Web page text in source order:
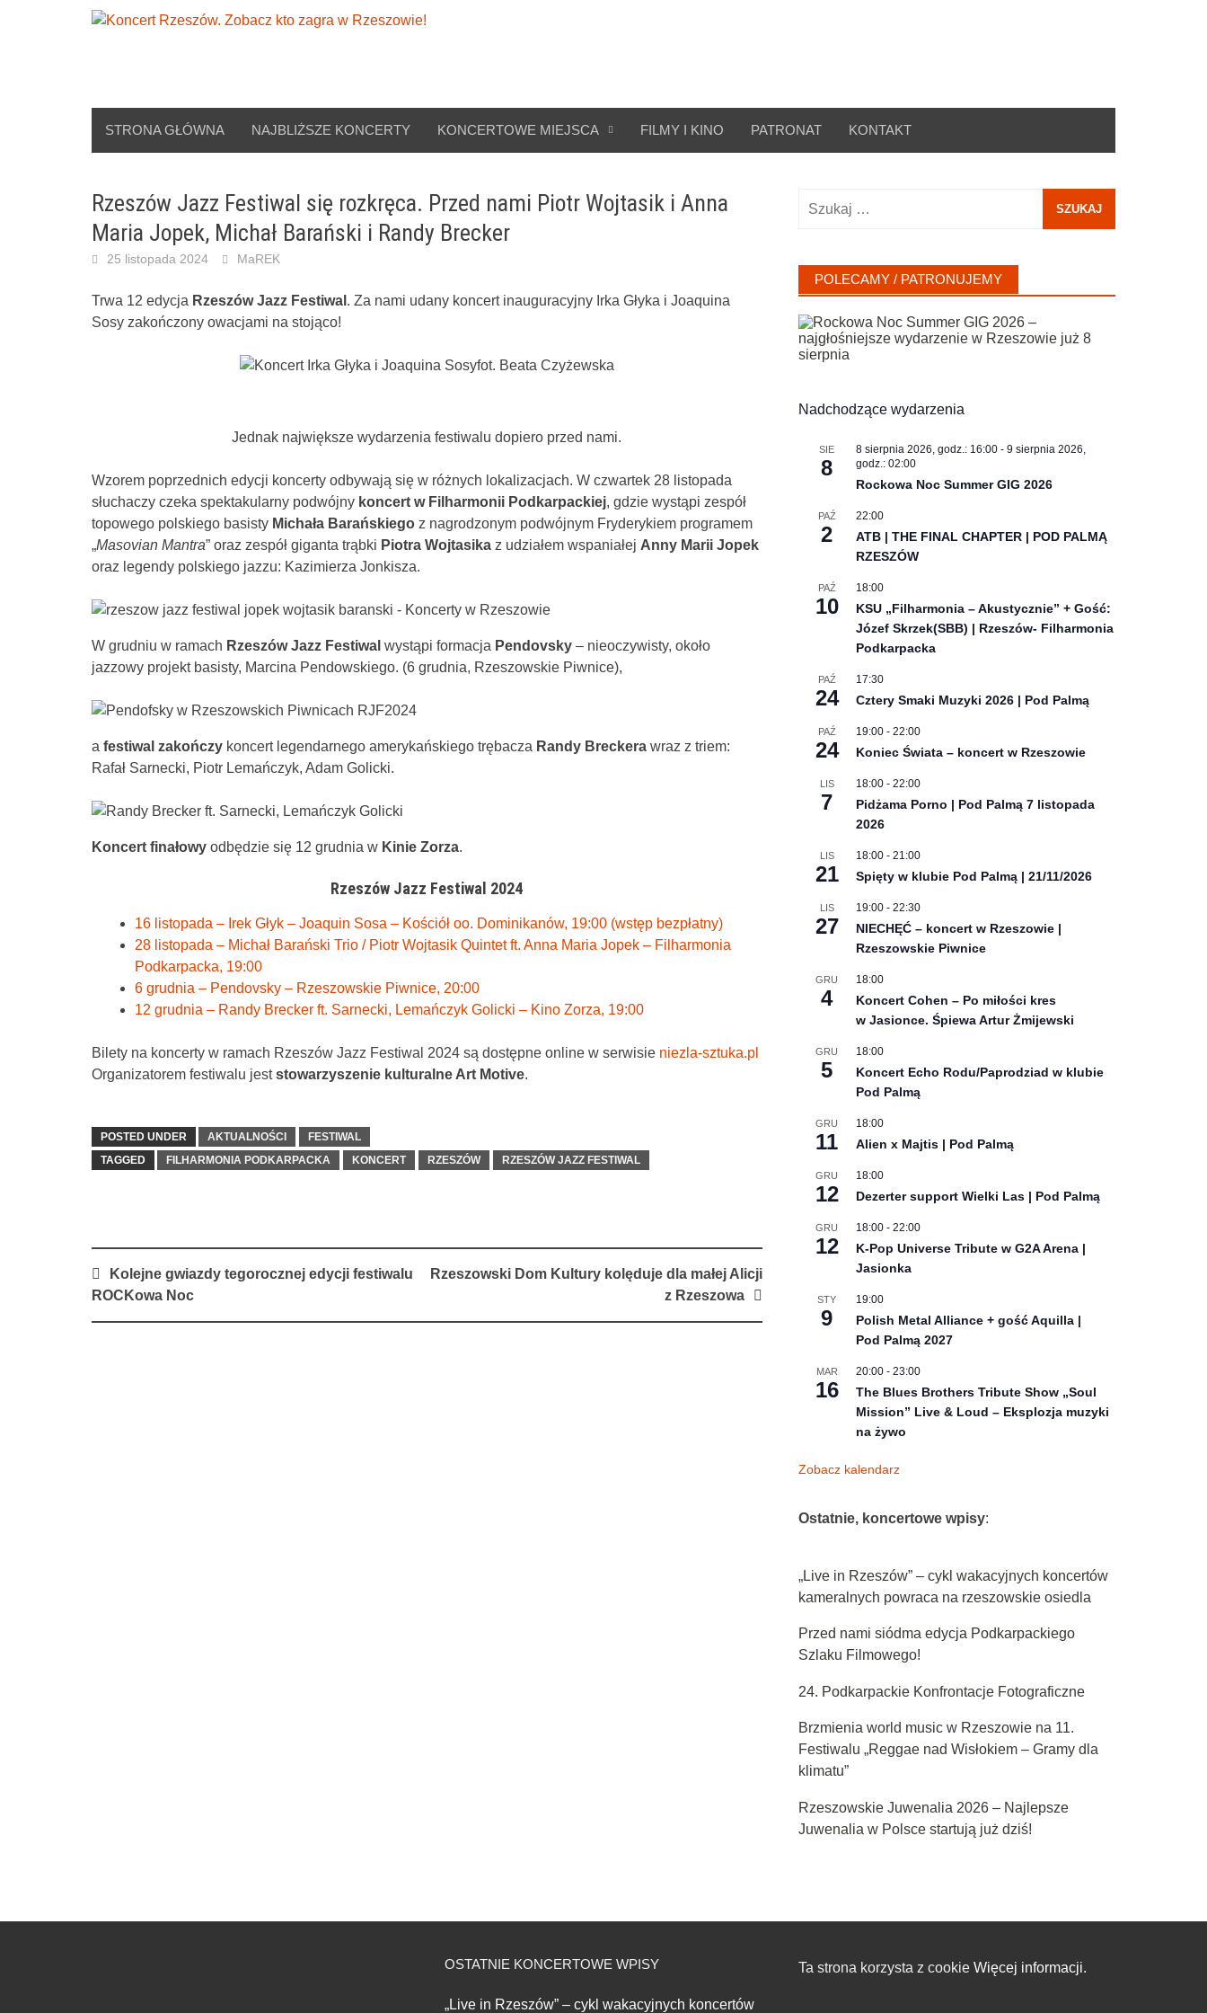
STRONA GŁÓWNA NAJBLIŻSZE KONCERTY KONCERTOWE MIEJSCA FILMY I KINO PATRONAT KONTAKT
Rzeszów Jazz Festiwal się rozkręca. Przed nami Piotr Wojtasik i Anna
Maria Jopek, Michał Barański i Randy Brecker
25 listopada 2024 MaREK
Trwa 12 edycja Rzeszów Jazz Festiwal . Za nami udany koncert inauguracyjny Irka Głyka i Joaquina
Sosy zakończony owacjami na stojąco!
Jednak największe wydarzenia festiwalu dopiero przed nami.
Wzorem poprzednich edycji koncerty odbywają się w różnych lokalizacjach. W czwartek 28 listopada
słuchaczy czeka spektakularny podwójny koncert w Filharmonii Podkarpackiej, gdzie wystąpi zespół
topowego polskiego basisty Michała Barańskiego z nagrodzonym podwójnym Fryderykiem programem
„Masovian Mantra” oraz zespół giganta trąbki Piotra Wojtasika z udziałem wspaniałej Anny Marii Jopek
oraz legendy polskiego jazzu: Kazimierza Jonkisza.
W grudniu w ramach Rzeszów Jazz Festiwal wystąpi formacja Pendovsky – nieoczywisty, około
jazzowy projekt basisty, Marcina Pendowskiego. (6 grudnia, Rzeszowskie Piwnice),
a festiwal zakończy koncert legendarnego amerykańskiego trębacza Randy Breckera wraz z triem:
Rafał Sarnecki, Piotr Lemańczyk, Adam Golicki.
Koncert finałowy odbędzie się 12 grudnia w Kinie Zorza.
Rzeszów Jazz Festiwal 2024
16 listopada – Irek Głyk – Joaquin Sosa – Kościół oo. Dominikanów, 19:00 (wstęp bezpłatny)
28 listopada – Michał Barański Trio / Piotr Wojtasik Quintet ft. Anna Maria Jopek – Filharmonia
Podkarpacka, 19:00
6 grudnia – Pendovsky – Rzeszowskie Piwnice, 20:00
12 grudnia – Randy Brecker ft. Sarnecki, Lemańczyk Golicki – Kino Zorza, 19:00
Bilety na koncerty w ramach Rzeszów Jazz Festiwal 2024 są dostępne online w serwisie niezla-sztuka.pl
Organizatorem festiwalu jeststowarzyszenie kulturalne Art Motive.
POSTED UNDER AKTUALNOŚCI
FESTIWAL
TAGGED
FILHARMONIA PODKARPACKA KONCERT RZESZÓW RZESZÓW JAZZ FESTIWAL
Post
navigation
Kolejne gwiazdy tegorocznej edycji festiwalu
ROCKowa Noc
Rzeszowski Dom Kultury kolęduje dla małej Alicji
z Rzeszowa
POLECAMY / PATRONUJEMY
Nadchodzące wydarzenia
SIE
8
8 sierpnia 2026, godz.: 16:00- 9 sierpnia 2026,
godz.: 02:00
Rockowa Noc Summer GIG 2026
PAŹ
2
22:00
ATB | THE FINAL CHAPTER | POD PALMĄ
RZESZÓW
PAŹ
10
18:00
KSU „Filharmonia – Akustycznie” + Gość:
Józef Skrzek(SBB) | Rzeszów- Filharmonia
Podkarpacka
PAŹ
24
17:30
Cztery Smaki Muzyki 2026 | Pod Palmą
PAŹ
24
19:00- 22:00
Koniec Świata – koncert w Rzeszowie
LIS
7
18:00- 22:00
Pidżama Porno | Pod Palmą 7 listopada
2026
LIS
21
18:00- 21:00
Spięty w klubie Pod Palmą | 21/11/2026
LIS
27
19:00- 22:30
NIECHĘĆ – koncert w Rzeszowie |
Rzeszowskie Piwnice
GRU
4
18:00
Koncert Cohen – Po miłości kres
w Jasionce. Śpiewa Artur Żmijewski
GRU
5
18:00
Koncert Echo Rodu/Paprodziad w klubie
Pod Palmą
GRU
11
18:00
Alien x Majtis | Pod Palmą
GRU
12
18:00
Dezerter support Wielki Las | Pod Palmą
GRU
12
18:00- 22:00
K-Pop Universe Tribute w G2A Arena |
Jasionka
STY
9
19:00
Polish Metal Alliance + gość Aquilla |
Pod Palmą 2027
MAR
16
20:00- 23:00
The Blues Brothers Tribute Show „Soul
Mission” Live & Loud – Eksplozja muzyki
na żywo
Zobacz kalendarz
Ostatnie, koncertowe wpisy:
„Live in Rzeszów” – cykl wakacyjnych koncertów
kameralnych powraca na rzeszowskie osiedla
Przed nami siódma edycja Podkarpackiego
Szlaku Filmowego!
24. Podkarpackie Konfrontacje Fotograficzne
Brzmienia world music w Rzeszowie na 11.
Festiwalu „Reggae nad Wisłokiem – Gramy dla
klimatu”
Rzeszowskie Juwenalia 2026 – Najlepsze
Juwenalia w Polsce startują już dziś!
OSTATNIE KONCERTOWE WPISY
„Live in Rzeszów” – cykl wakacyjnych koncertów
Ta strona korzysta z cookie Więcej informacji.